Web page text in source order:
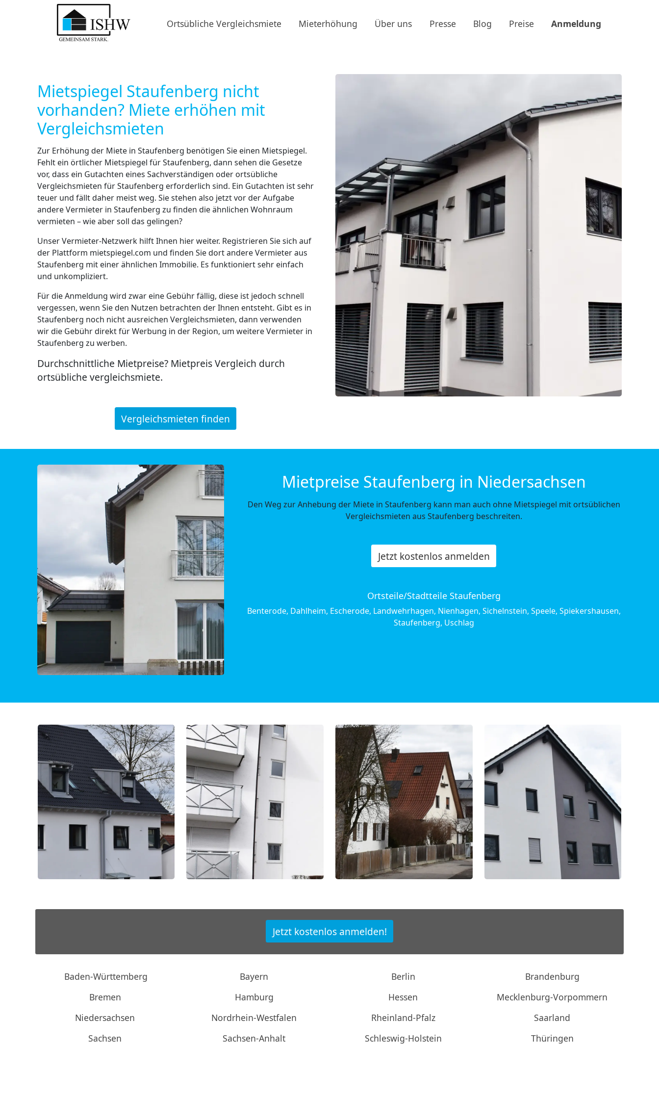
Ortsübliche Vergleichsmiete Mieterhöhung Über uns Presse Blog Preise Anmeldung
Mietspiegel Staufenberg nicht
vorhanden? Miete erhöhen mit
Vergleichsmieten
Zur Erhöhung der Miete in Staufenberg benötigen Sie einen Mietspiegel.
Fehlt ein örtlicher Mietspiegel für Staufenberg, dann sehen die Gesetze
vor, dass ein Gutachten eines Sachverständigen oder ortsübliche
Vergleichsmieten für Staufenberg erforderlich sind. Ein Gutachten ist sehr
teuer und fällt daher meist weg. Sie stehen also jetzt vor der Aufgabe
andere Vermieter in Staufenberg zu finden die ähnlichen Wohnraum
vermieten – wie aber soll das gelingen?
Unser Vermieter-Netzwerk hilft Ihnen hier weiter. Registrieren Sie sich auf
der Plattform mietspiegel.com und finden Sie dort andere Vermieter aus
Staufenberg mit einer ähnlichen Immobilie. Es funktioniert sehr einfach
und unkompliziert.
Für die Anmeldung wird zwar eine Gebühr fällig, diese ist jedoch schnell
vergessen, wenn Sie den Nutzen betrachten der Ihnen entsteht. Gibt es in
Staufenberg noch nicht ausreichen Vergleichsmieten, dann verwenden
wir die Gebühr direkt für Werbung in der Region, um weitere Vermieter in
Staufenberg zu werben.
Durchschnittliche Mietpreise? Mietpreis Vergleich durch
ortsübliche vergleichsmiete.
Vergleichsmieten finden
Mietpreise Staufenberg in Niedersachsen
Den Weg zur Anhebung der Miete in Staufenberg kann man auch ohne Mietspiegel mit ortsüblichen
Vergleichsmieten aus Staufenberg beschreiten.
Jetzt kostenlos anmelden
Ortsteile/Stadtteile Staufenberg
Benterode, Dahlheim, Escherode, Landwehrhagen, Nienhagen, Sichelnstein, Speele, Spiekershausen,
Staufenberg, Uschlag
Jetzt kostenlos anmelden!
Baden-Württemberg Bayern Berlin
Brandenburg
Bremen
Hamburg Hessen
Mecklenburg-Vorpommern
Niedersachsen
Nordrhein-Westfalen Rheinland-Pfalz
Saarland
Sachsen
Sachsen-Anhalt Schleswig-Holstein Thüringen